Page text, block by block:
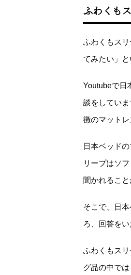
ふわくも
ふわくもス
てみたい」と
Youtubeで日
談をしてい
徴のマットレ
日本ベッド
リープはソ
聞かれるこ
そこで、日
ろ、回答を
ふわくもス
グ品の中で